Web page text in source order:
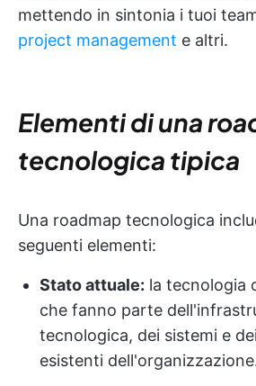
mettendo in sintonia i tuoi
project management e altri.
Elementi di una
tecnologica tipica
Una roadmap tecnologica
seguenti elementi:
Stato attuale: la tecnologia
che fanno parte
tecnologica, dei sistemi e
esistenti